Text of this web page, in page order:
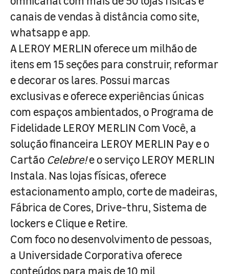
canais de vendas à distância como site,
whatsapp e app.
A LEROY MERLIN oferece um milhão de
itens em 15 seções para construir, reformar
e decorar os lares. Possui marcas
exclusivas e oferece experiências únicas
com espaços ambientados, o Programa de
Fidelidade LEROY MERLIN Com Você, a
solução financeira LEROY MERLIN Pay e o
Cartão Celebre!e o serviço LEROY MERLIN
Instala. Nas lojas físicas, oferece
estacionamento amplo, corte de madeiras,
Fábrica de Cores, Drive-thru, Sistema de
lockers e Clique e Retire.
Com foco no desenvolvimento de pessoas,
a Universidade Corporativa oferece
conteúdos para mais de 10 mil